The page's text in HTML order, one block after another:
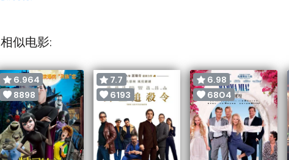
相似电影:
6.964
8898
7.7
6193
6.98
6804